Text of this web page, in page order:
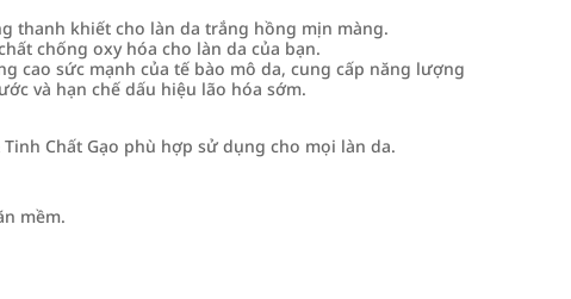
thanh khiết cho làn da trắng hồng mịn màng.
chống oxy hóa cho làn da của bạn.
cao sức mạnh của tế bào mô da, cung cấp năng lượng
và hạn chế dấu hiệu lão hóa sớm.
Chất Gạo phù hợp sử dụng cho mọi làn da.
mềm.